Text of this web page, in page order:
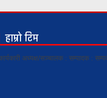
हाम्रो टिम
अध्यक्ष/सञ्चालक : सम्पादक :